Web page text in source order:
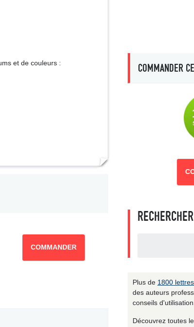
et de couleurs :
COMMANDER
COMMANDER
Plus de 1800
des auteurs
conseils d'utilisation.
Découvrez toutes